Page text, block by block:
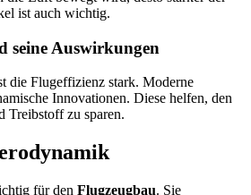
ist auch wichtig.
seine Auswirkungen
die Flugeffizienz stark. Moderne
Innovationen. Diese helfen, den
Treibstoff zu sparen.
für den Flugzeugbau. Sie